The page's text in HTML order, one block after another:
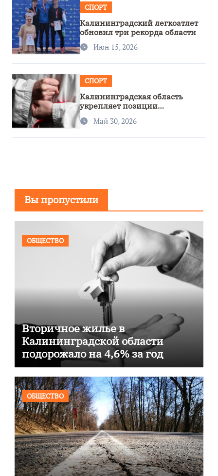
СПОРТ
Калининградский легкоатлет
обновил три рекорда области
Июн 15, 2026
СПОРТ
Калининградская область
укрепляет позиции
спортивного региона
Май 30, 2026
Вы пропустили
ОБЩЕСТВО
Вторичное жилье в
Калининградской области
подорожало на 4,6% за год
ОБЩЕСТВО